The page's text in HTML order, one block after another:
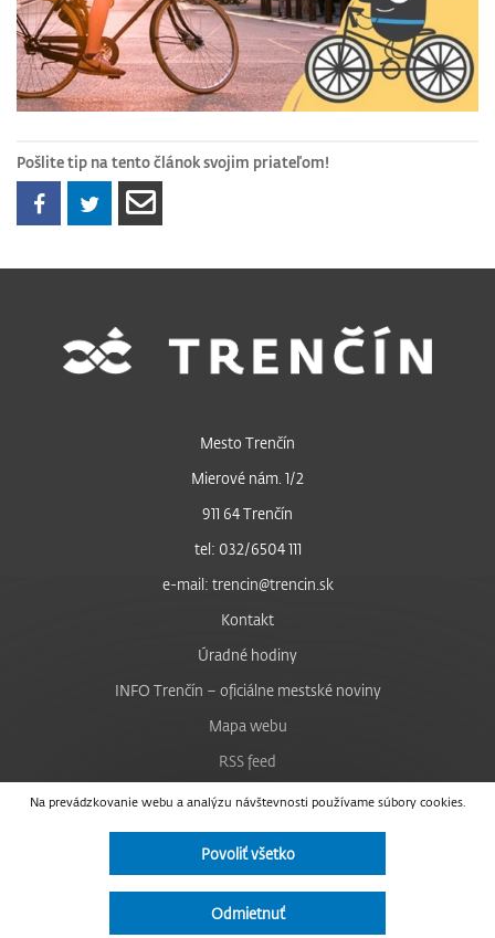
Pošlite tip na tento článok svojim priateľom!
Na prevádzkovanie webu a analýzu návštevnosti používame súbory cookies.
Povoliť všetko
Odmietnuť
Mesto Trenčín
Mierové nám. 1/2
911 64 Trenčín
tel: 032/6504 111
e-mail: trencin@trencin.sk
Kontakt
Úradné hodiny
INFO Trenčín – oficiálne mestské noviny
Mapa webu
RSS feed
Nastavenie cookies
Facebook
Instagram